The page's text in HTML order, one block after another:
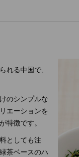
れる中国で、
のシンプルな
エーションを
特徴です。
としても注
茶ベースのハ